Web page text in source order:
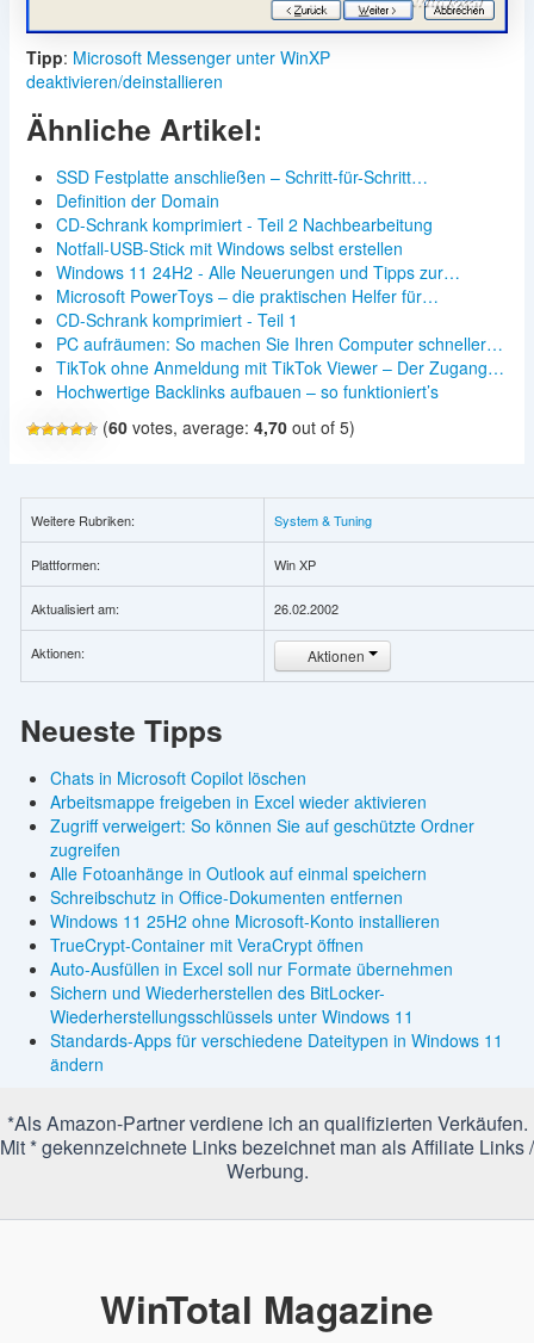
Tipp: Microsoft Messenger unter WinXP
deaktivieren/deinstallieren
Ähnliche Artikel:
SSD Festplatte anschließen – Schritt-für-Schritt…
Definition der Domain
CD-Schrank komprimiert - Teil 2 Nachbearbeitung
Notfall-USB-Stick mit Windows selbst erstellen
Windows 11 24H2 - Alle Neuerungen und Tipps zur…
Microsoft PowerToys – die praktischen Helfer für…
CD-Schrank komprimiert - Teil 1
PC aufräumen: So machen Sie Ihren Computer schneller…
TikTok ohne Anmeldung mit TikTok Viewer – Der Zugang…
Hochwertige Backlinks aufbauen – so funktioniert’s
(60votes, average: 4,70out of 5)
Weitere Rubriken: System & Tuning
Plattformen: Win XP
Aktualisiert am: 26.02.2002
Aktionen: Aktionen
Neueste Tipps
Chats in Microsoft Copilot löschen
Arbeitsmappe freigeben in Excel wieder aktivieren
Zugriff verweigert: So können Sie auf geschützte Ordner
zugreifen
Alle Fotoanhänge in Outlook auf einmal speichern
Schreibschutz in Office-Dokumenten entfernen
Windows 11 25H2 ohne Microsoft-Konto installieren
TrueCrypt-Container mit VeraCrypt öffnen
Auto-Ausfüllen in Excel soll nur Formate übernehmen
Sichern und Wiederherstellen des BitLocker-
Wiederherstellungsschlüssels unter Windows 11
Standards-Apps für verschiedene Dateitypen in Windows 11
ändern
*Als Amazon-Partner verdiene ich an qualifizierten Verkäufen.
Mit * gekennzeichnete Links bezeichnet man als Affiliate Links /
Werbung.
WinTotal Magazine